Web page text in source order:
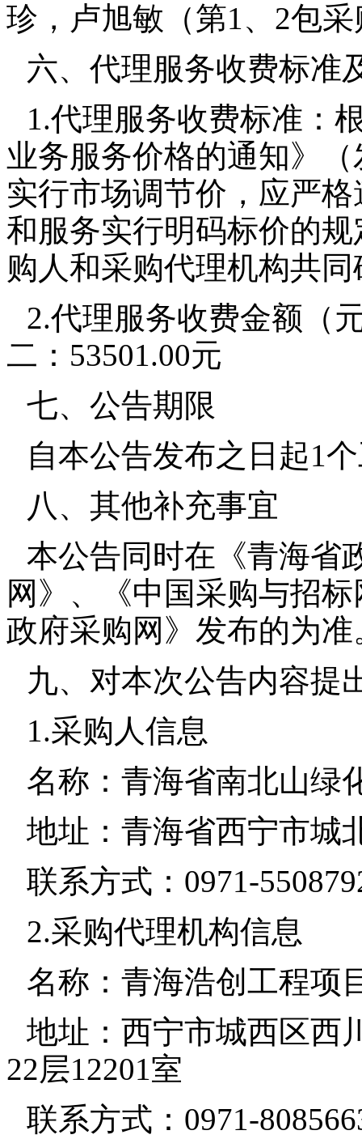
珍，卢旭敏（第1、 2包采
六、代理服务收费标准
1.代理服务收费标准：
业务服务价格的通知》
实行市场调节价，应严
和服务实行明码标价的
购人和采购代理机构共
2.代理服务收费金额（
二： 53501.00元
七、公告期限
自本公告发布之日起1
八、其他补充事宜
本公告同时在《青海省
网》、《中国采购与招
政府采购网》发布的为准
九、对本次公告内容提
1.采购人信息
名称：青海省南北山绿
地址：青海省西宁市城
联系方式： 0971-
2.采购代理机构信息
名称：青海浩创工程项
地址：西宁市城西区西
22层12201室
联系方式： 0971-